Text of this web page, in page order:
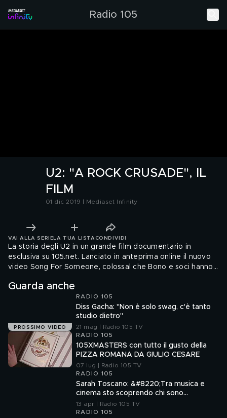
Radio 105
U2: "A ROCK CRUSADE", IL
FILM
01 dic 2019 | Mediaset Infinity
VAI ALLA SERIE LA TUA LISTA CONDIVIDI
La storia degli U2 in un grande film documentario in
esclusiva su 105.net. Lanciato in anteprima online il nuovo
video Song For Someone, colossal che Bono e soci hanno
Hollywood Woody Harrelson (accanto alla figlia Zoe),
105.net ti regala le immagini di "A Rock Crusade", film
documentario dedicato alla vera storia degli U2 e alla loro
crociata rock entrata nella leggenda. Tredici album di
culto, innumerevoli tournée da record e un ...
Guarda anche
PROSSIMO VIDEO
RADIO 105
Diss Gacha: "Non è solo swag, c'è tanto
studio dietro"
21 mag | Radio 105 TV
RADIO 105
105XMASTERS con tutto il gusto della
PIZZA ROMANA DA GIULIO CESARE
07 lug | Radio 105 TV
RADIO 105
Sarah Toscano: &#8220;Tra musica e
cinema sto scoprendo chi sono
davvero&#8221;
13 apr | Radio 105 TV
RADIO 105